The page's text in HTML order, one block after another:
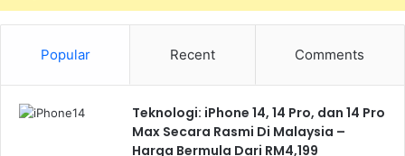
Popular Recent Comments
Teknologi: iPhone 14, 14 Pro, dan 14 Pro
Max Secara Rasmi Di Malaysia –
Harga Bermula Dari RM4,199